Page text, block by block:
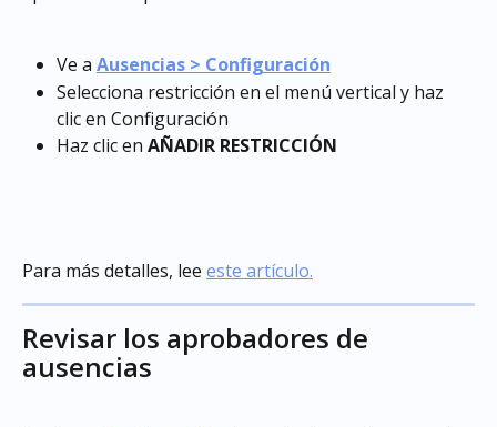
Ve a Ausencias > Configuración
Selecciona restricción en el menú vertical y haz
clic en Configuración
Haz clic en AÑADIR RESTRICCIÓN
Para más detalles, lee este artículo.
Revisar los aprobadores de
ausencias